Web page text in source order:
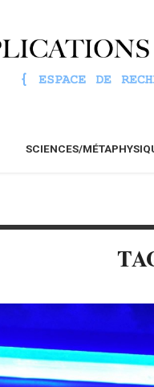
SCIENCES/